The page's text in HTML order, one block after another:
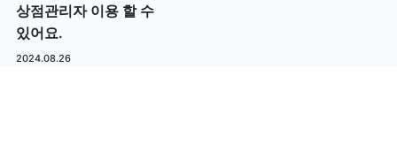
상점관리자 이용 할 수
있어요.
2024.08.26